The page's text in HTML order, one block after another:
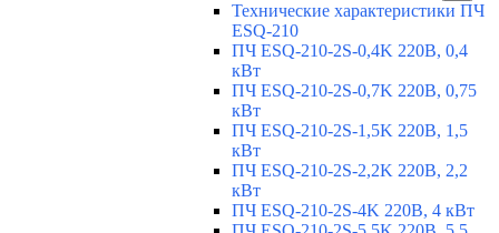
Технические характеристики ПЧ
ESQ-210
ПЧ ESQ-210-2S-0,4K 220В, 0,4
кВт
ПЧ ESQ-210-2S-0,7K 220В, 0,75
кВт
ПЧ ESQ-210-2S-1,5K 220В, 1,5
кВт
ПЧ ESQ-210-2S-2,2K 220В, 2,2
кВт
ПЧ ESQ-210-2S-4K 220В, 4 кВт